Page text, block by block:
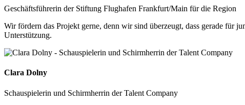
Geschäftsführerin der Stiftung Flughafen Frankfurt/Main für die Region
Wir fördern das Projekt gerne, denn wir sind überzeugt, dass gerade für
Unterstützung.
Clara Dolny
Schauspielerin und Schirmherrin der Talent Company